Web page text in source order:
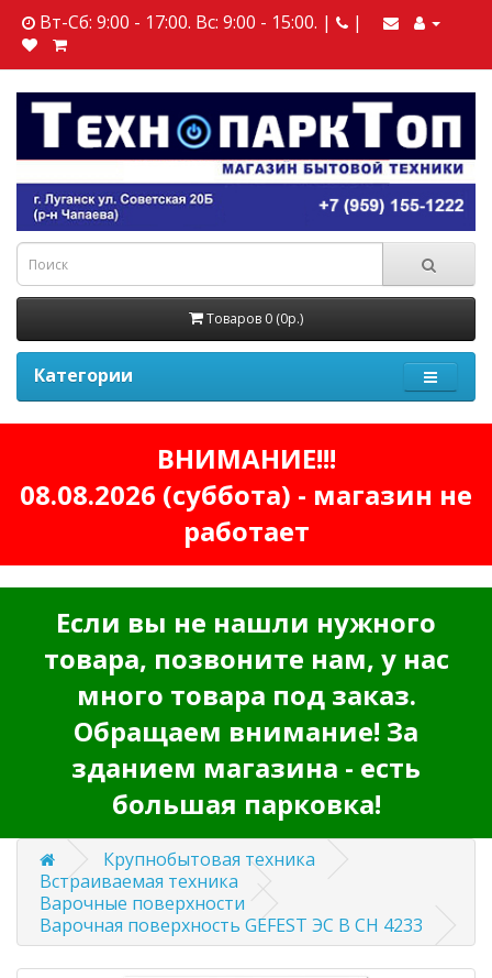
Вт-Сб: 9:00 - 17:00. Вс: 9:00 - 15:00. | |
Товаров 0 (0р.)
Категории
ВНИМАНИЕ!!!
08.08.2026 (суббота) - магазин не
работает
Если вы не нашли нужного
товара, позвоните нам, у нас
много товара под заказ.
Обращаем внимание! За
зданием магазина - есть
большая парковка!
Крупнобытовая техника
Встраиваемая техника
Варочные поверхности
Варочная поверхность GEFEST ЭС В СН 4233